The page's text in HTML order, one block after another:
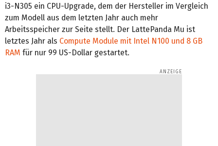
i3-N305 ein CPU-Upgrade, dem der Hersteller im Vergleich
zum Modell aus dem letzten Jahr auch mehr
Arbeitsspeicher zur Seite stellt. Der LattePanda Mu ist
letztes Jahr als Compute Module mit Intel N100 und 8 GB
RAM für nur 99 US-Dollar gestartet.